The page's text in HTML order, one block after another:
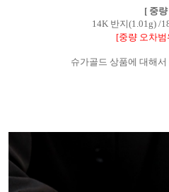
[ 중
14K 반지(1.01g) /
[중량 오차범
슈가골드 상품에 대해